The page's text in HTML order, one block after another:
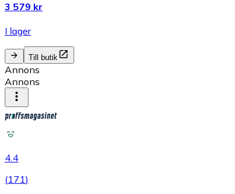
3 579 kr
I lager
Till butik
Annons
Annons
4.4
(171)